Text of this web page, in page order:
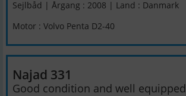
Sejlbåd | Årgang : 2008 | Land : Danmark
Motor : Volvo Penta D2-40
Najad 331
Good condition and well equipped